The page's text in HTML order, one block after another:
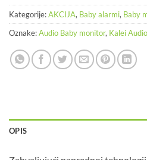
Kategorije:AKCIJA, Baby alarmi, Baby
Oznake:Audio Baby monitor, Kalei
OPIS